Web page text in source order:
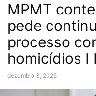
MPMT
pede
processo
homicídios I
dezembro 3, 2025